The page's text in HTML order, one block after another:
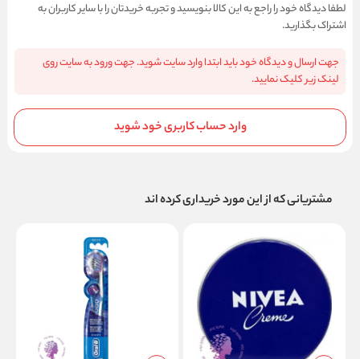
لطفا دیدگاه خود را راجع به این کالا بنویسید و تجربه خریدتان را با سایر کاربران به
اشتراک بگذارید.
جهت ارسال و دیدگاه خود باید ابتدا وارد سایت شوید. جهت ورود به سایت روی
لینک زیر کلیک نمایید.
وارد حساب کاربری خود شوید
مشتریانی که از این مورد خریداری کرده اند